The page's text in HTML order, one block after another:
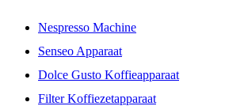
Nespresso Machine
Senseo Apparaat
Dolce Gusto Koffieapparaat
Filter Koffiezetapparaat